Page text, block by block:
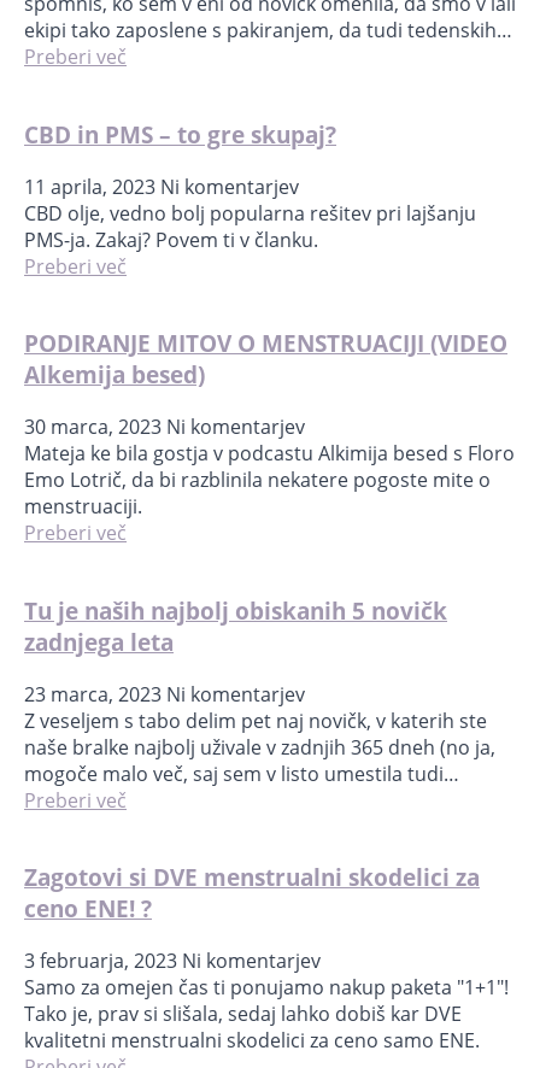
ekipi tako zaposlene s pakiranjem, da tudi tedenskih…
Preberi več
CBD in PMS – to gre skupaj?
11 aprila, 2023 Ni komentarjev
CBD olje, vedno bolj popularna rešitev pri lajšanju
PMS-ja. Zakaj? Povem ti v članku.
Preberi več
PODIRANJE MITOV O MENSTRUACIJI (VIDEO
Alkemija besed)
30 marca, 2023 Ni komentarjev
Mateja ke bila gostja v podcastu Alkimija besed s Floro
Emo Lotrič, da bi razblinila nekatere pogoste mite o
menstruaciji.
Preberi več
Tu je naših najbolj obiskanih 5 novičk
zadnjega leta
23 marca, 2023 Ni komentarjev
Z veseljem s tabo delim pet naj novičk, v katerih ste
naše bralke najbolj uživale v zadnjih 365 dneh (no ja,
mogoče malo več, saj sem v listo umestila tudi…
Preberi več
Zagotovi si DVE menstrualni skodelici za
ceno ENE! ?
3 februarja, 2023 Ni komentarjev
Samo za omejen čas ti ponujamo nakup paketa "1+1"!
Tako je, prav si slišala, sedaj lahko dobiš kar DVE
kvalitetni menstrualni skodelici za ceno samo ENE.